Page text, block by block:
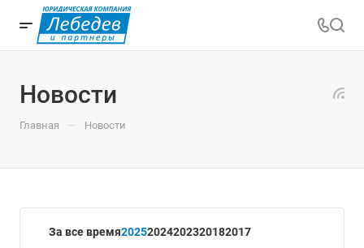
Новости
Главная — Новости
За все время20252024202320182017